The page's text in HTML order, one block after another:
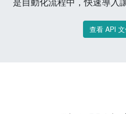
查看 API